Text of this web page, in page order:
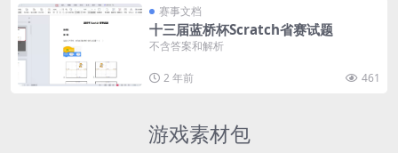
赛事文档
十三届蓝桥杯Scratch省赛试题
不含答案和解析
2 年前 461
游戏素材包